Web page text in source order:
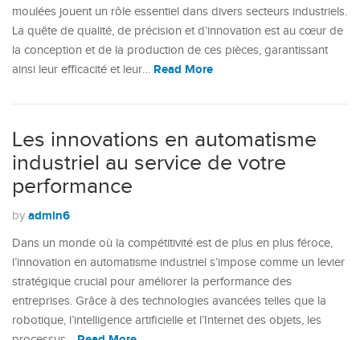
moulées jouent un rôle essentiel dans divers secteurs industriels.
La quête de qualité, de précision et d’innovation est au cœur de
la conception et de la production de ces pièces, garantissant
ainsi leur efficacité et leur… Read More
Les innovations en automatisme
industriel au service de votre
performance
by admin6
Dans un monde où la compétitivité est de plus en plus féroce,
l’innovation en automatisme industriel s’impose comme un levier
stratégique crucial pour améliorer la performance des
entreprises. Grâce à des technologies avancées telles que la
robotique, l’intelligence artificielle et l’Internet des objets, les